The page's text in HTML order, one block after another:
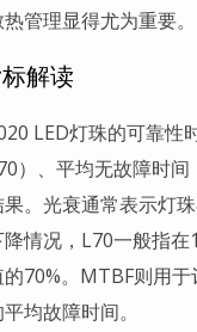
管理显得尤为重要。
解读
LED灯珠的可靠性
）、平均无故障时
。光衰通常表示灯
情况，L70一般指
70%。MTBF则用于
均故障时间。